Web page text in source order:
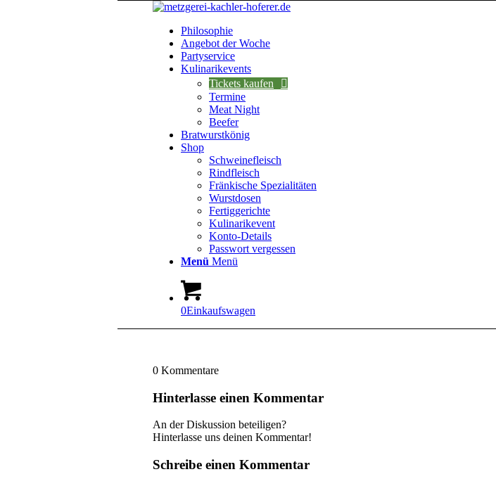
Philosophie
Angebot der Woche
Partyservice
Kulinarikevents
Tickets kaufen
Termine
Meat Night
Beefer
Bratwurstkönig
Shop
Schweinefleisch
Rindfleisch
Fränkische Spezialitäten
Wurstdosen
Fertiggerichte
Kulinarikevent
Konto-Details
Passwort vergessen
Menü Menü
0Einkaufswagen
0 Kommentare
Hinterlasse einen Kommentar
An der Diskussion beteiligen?
Hinterlasse uns deinen Kommentar!
Schreibe einen Kommentar